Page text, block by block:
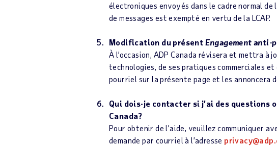
électroniques envoyés dans le cadre normal
de messages est exempté en vertu de la LCAP.
Modification du présent Engagement anti-
À l’occasion, ADP Canada révisera et mettra à
technologies, de ses pratiques commerciales
pourriel sur la présente page et les annoncera
Qui dois-je contacter si j’ai des questions
Canada?
Pour obtenir de l’aide, veuillez communiquer
demande par courriel à l’adresse